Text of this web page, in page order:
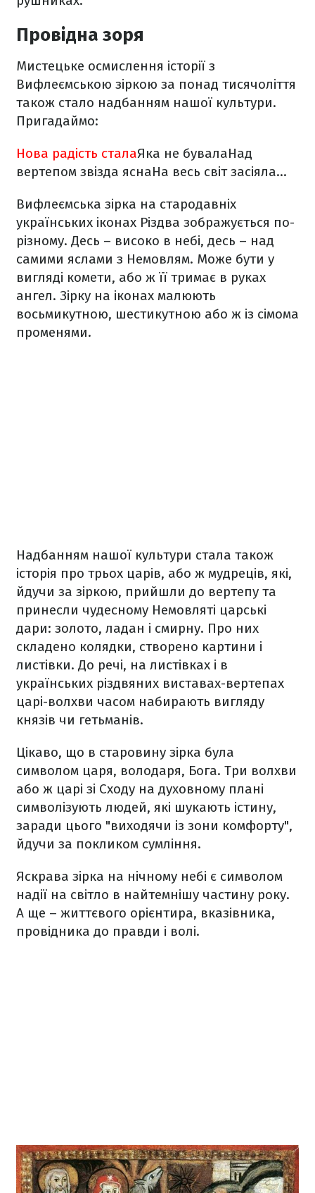
Провідна зоря
Мистецьке осмислення історії з
Вифлеємською зіркою за понад тисячоліття
також стало надбанням нашої культури.
Пригадаймо:
Нова радість сталаЯка не бувалаНад
вертепом звізда яснаНа весь світ засіяла…
Вифлеємська зірка на стародавніх
українських іконах Різдва зображується по-
різному. Десь – високо в небі, десь – над
самими яслами з Немовлям. Може бути у
вигляді комети, або ж її тримає в руках
ангел. Зірку на іконах малюють
восьмикутною, шестикутною або ж із сімома
променями.
Надбанням нашої культури стала також
історія про трьох царів, або ж мудреців, які,
йдучи за зіркою, прийшли до вертепу та
принесли чудесному Немовляті царські
дари: золото, ладан і смирну. Про них
складено колядки, створено картини і
листівки. До речі, на листівках і в
українських різдвяних виставах-вертепах
царі-волхви часом набирають вигляду
князів чи гетьманів.
Цікаво, що в старовину зірка була
символом царя, володаря, Бога. Три волхви
або ж царі зі Сходу на духовному плані
символізують людей, які шукають істину,
заради цього "виходячи із зони комфорту",
йдучи за покликом сумління.
Яскрава зірка на нічному небі є символом
надії на світло в найтемнішу частину року.
А ще – життєвого орієнтира, вказівника,
провідника до правди і волі.